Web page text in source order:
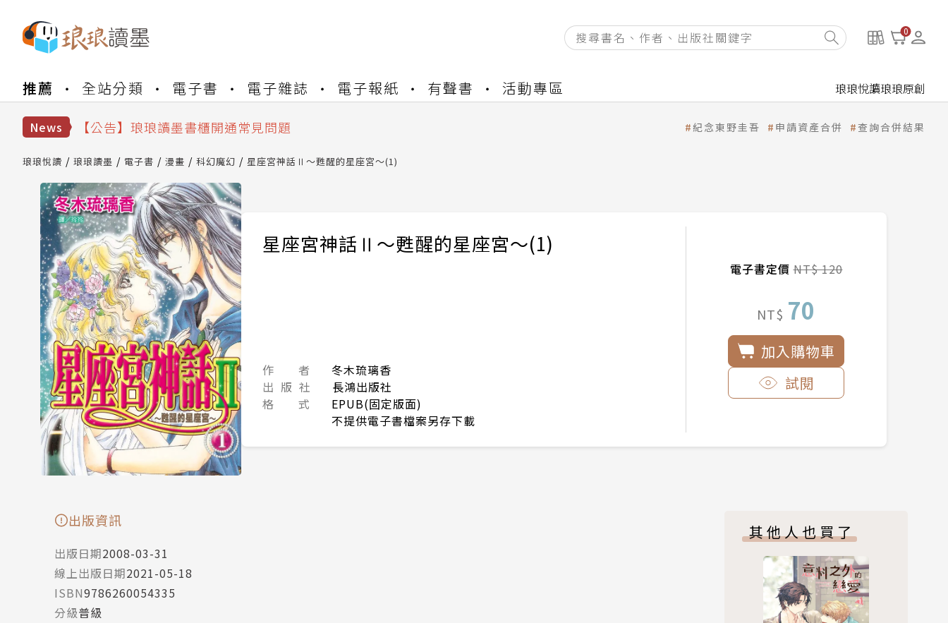
0
推薦 全站分類 電子書 電子雜誌 電子報紙 有聲書 活動專區 琅琅悅讀琅琅原創
News
【公告】琅琅書店服務升級重要說明及資產合併結果查詢
【公告】琅琅讀墨數位閱讀資產合併與書櫃開通申請
【公告】琅琅讀墨書櫃開通常見問題
【公告】琅琅讀墨 3 分鐘完成書櫃開通與資產合併申請圖文教學
【公告】琅琅書店服務升級重要說明及資產合併結果查詢
【公告】琅琅讀墨數位閱讀資產合併與書櫃開通申請
紀念東野圭吾 申請資產合併 查詢合併結果
琅琅悅讀 琅琅讀墨 電子書 漫畫 科幻魔幻 星座宮神話Ⅱ～甦醒的星座宮～(1)
星座宮神話Ⅱ～甦醒的星座宮～(1)
作 者
冬木琉璃香
出 版 社
長鴻出版社
格 式
EPUB(固定版面)
不提供電子書檔案另存下載
電子書定價NT$ 120
NT$ 70
加入購物車
試閱
出版資訊
出版日期2008-03-31
線上出版日期2021-05-18
ISBN9786260054335
分級普級
其他人也買了